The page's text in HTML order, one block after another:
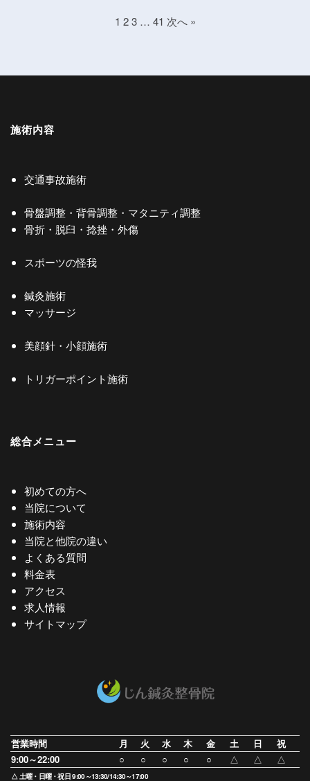
1 2 3 … 41 次へ »
施術内容
交通事故施術
骨盤調整・背骨調整・マタニティ調整
骨折・脱臼・捻挫・外傷
スポーツの怪我
鍼灸施術
マッサージ
美顔針・小顔施術
トリガーポイント施術
総合メニュー
初めての方へ
当院について
施術内容
当院と他院の違い
よくある質問
料金表
アクセス
求人情報
サイトマップ
営業時間 月 火 水 木 金 土 日
祝
9:00～22:00
○ ○ ○ ○ ○ △ △ △
△ 土曜・日曜・祝日 9:00～13:30/14:30～17:00